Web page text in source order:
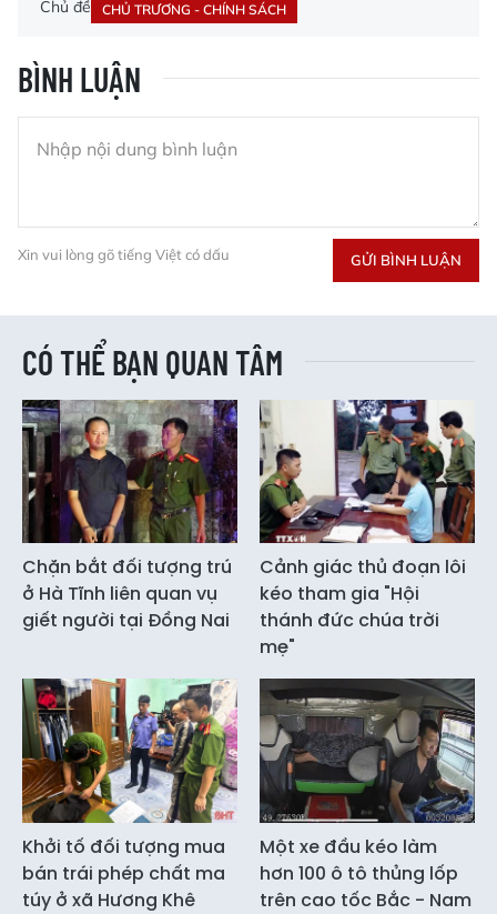
Chủ đề CHỦ TRƯƠNG - CHÍNH SÁCH
BÌNH LUẬN
Xin vui lòng gõ tiếng Việt có dấu GỬI BÌNH LUẬN
CÓ THỂ BẠN QUAN TÂM
Chặn bắt đối tượng trú
ở Hà Tĩnh liên quan vụ
giết người tại Đồng Nai
Cảnh giác thủ đoạn lôi
kéo tham gia "Hội
thánh đức chúa trời
mẹ"
Khởi tố đối tượng mua
bán trái phép chất ma
túy ở xã Hương Khê
Một xe đầu kéo làm
hơn 100 ô tô thủng lốp
trên cao tốc Bắc - Nam